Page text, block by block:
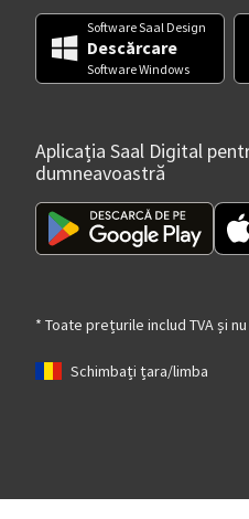
Software Saal Design
Descărcare
Software Windows
Aplicația Saal Digital
dumneavoastră
* Toate prețurile includ TVA și
Schimbați țara/limba